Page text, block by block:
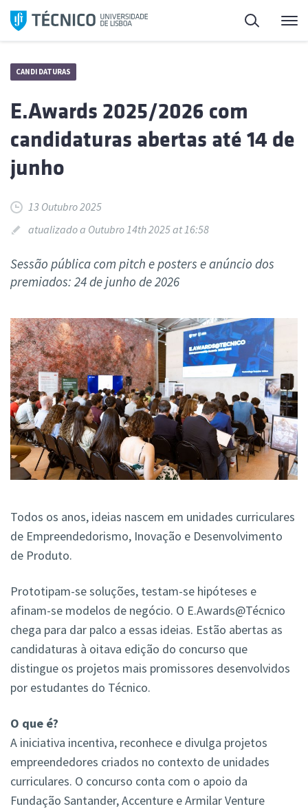
Saltar
para
Pesquisa
CANDIDATURAS
E.Awards 2025/2026 com
candidaturas abertas até 14 de
junho
13 Outubro 2025
atualizado a Outubro 14th 2025 at 16:58
Sessão pública com pitch e posters e anúncio dos
premiados: 24 de junho de 2026
Todos os anos, ideias nascem em unidades curriculares
de Empreendedorismo, Inovação e Desenvolvimento
de Produto.
Prototipam-se soluções, testam-se hipóteses e
afinam-se modelos de negócio. O E.Awards@Técnico
chega para dar palco a essas ideias. Estão abertas as
candidaturas à oitava edição do concurso que
distingue os projetos mais promissores desenvolvidos
por estudantes do Técnico.
O que é?
A iniciativa incentiva, reconhece e divulga projetos
empreendedores criados no contexto de unidades
curriculares. O concurso conta com o apoio da
Fundação Santander, Accenture e Armilar Venture